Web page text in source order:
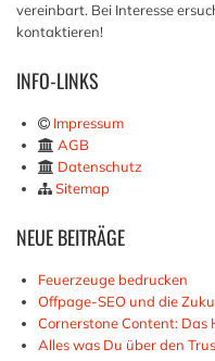
vereinbart. Bei Interesse
kontaktieren!
INFO-LINKS
Impressum
AGB
Datenschutz
Sitemap
NEUEBEITRÄGE
Feuerzeuge bedrucken
Offpage-SEO und die
Cornerstone Content:
Alles was Du über den